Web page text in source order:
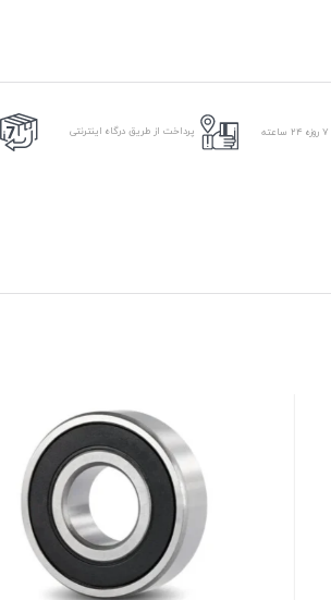
پرداخت از طریق درگاه اینترنتی